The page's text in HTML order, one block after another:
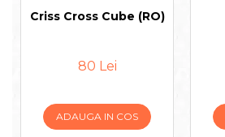
Criss Cross Cube (RO)
80 Lei
ADAUGA IN COS